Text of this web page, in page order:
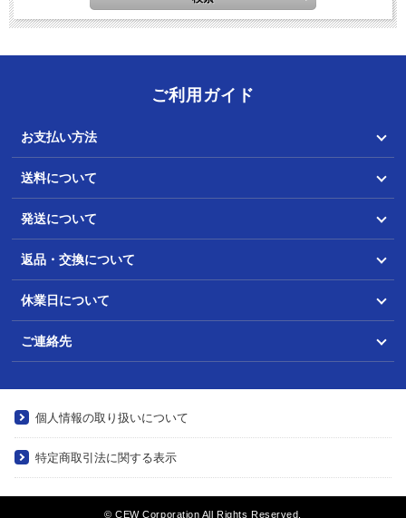
ご利用ガイド
お支払い方法
送料について
発送について
返品・交換について
休業日について
ご連絡先
個人情報の取り扱いについて
特定商取引法に関する表示
© CEW Corporation All Rights Reserved.